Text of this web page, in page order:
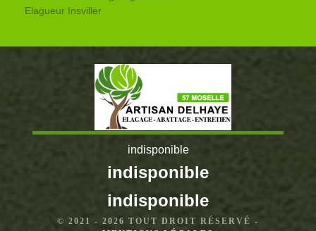
Elagueur Insviller
indisponible
indisponible
indisponible
© 2021 - 2026 TOUT DROIT RÉSERVÉ -